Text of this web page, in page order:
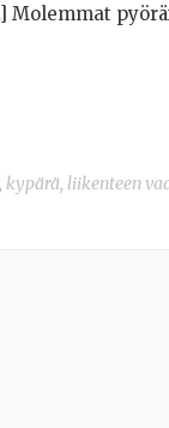
Molemmat
, kypärä, liikenteen